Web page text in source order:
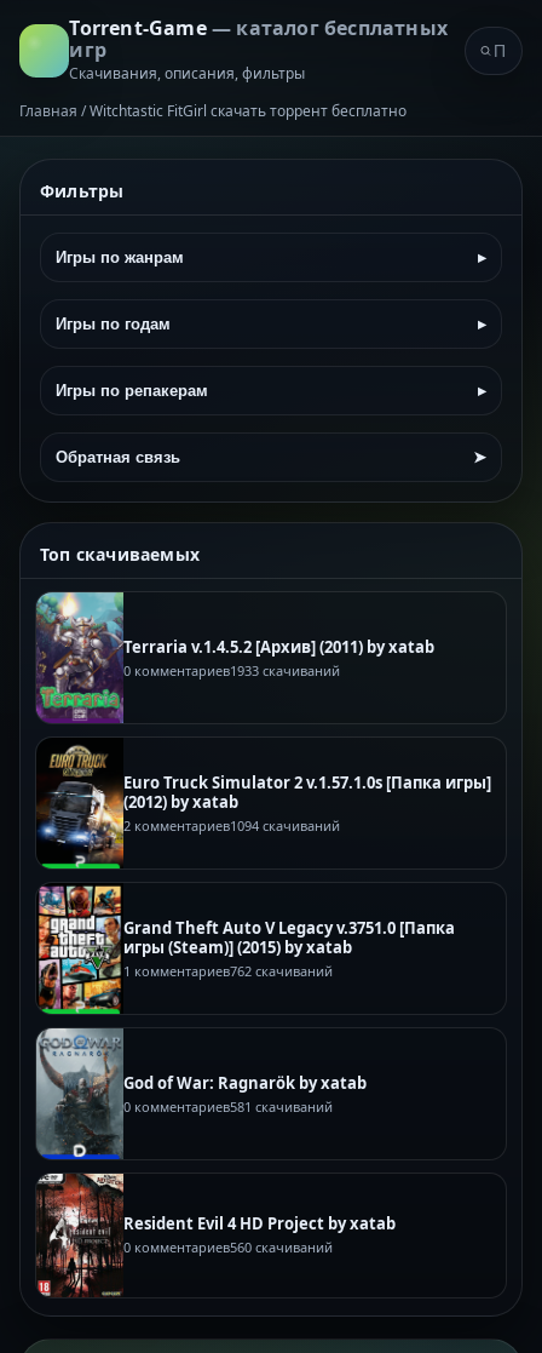
Torrent-Game— каталог бесплатных
игр
Скачивания, описания, фильтры
Главная /Witchtastic FitGirl скачать торрент бесплатно
Фильтры
Игры по жанрам ▸
Игры по годам ▸
Игры по репакерам ▸
Обратная связь ➤
Топ скачиваемых
Terraria v.1.4.5.2 [Архив] (2011) by xatab
0 комментариев1933 скачиваний
Euro Truck Simulator 2 v.1.57.1.0s [Папка игры]
(2012) by xatab
2 комментариев1094 скачиваний
Grand Theft Auto V Legacy v.3751.0 [Папка
игры (Steam)] (2015) by xatab
1 комментариев762 скачиваний
God of War: Ragnarök by xatab
0 комментариев581 скачиваний
Resident Evil 4 HD Project by xatab
0 комментариев560 скачиваний